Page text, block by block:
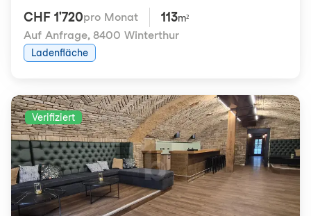
CHF 1'720pro Monat 113m²
Auf Anfrage, 8400 Winterthur
Ladenfläche
Verifiziert